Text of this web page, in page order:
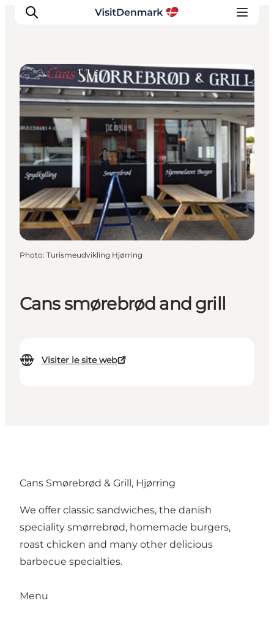
Inspirations
Destinations
Quoi faire
Hébergements
Planifiez votre voyage
Cans smørebrød and grill
Visiter le site web
Local Specialties
Photo: Turismeudvikling Hjørring
Cans Smørebrød & Grill, Hjørring
We offer classic sandwiches, the danish
speciality smørrebrød, homemade burgers,
roast chicken and many other delicious
barbecue specialties.
Menu